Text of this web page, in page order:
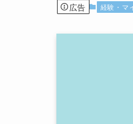
広告 経験・マ